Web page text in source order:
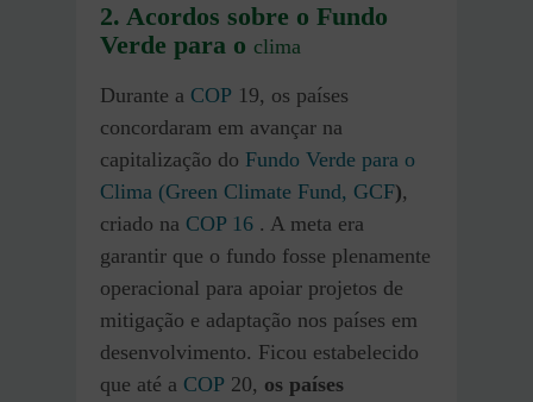
2. Acordos sobre o Fundo
Verde para o clima
Durante a COP 19, os países
concordaram em avançar na
capitalização do Fundo Verde para o
Clima (Green Climate Fund, GCF),
criado na COP 16 . A meta era
garantir que o fundo fosse plenamente
operacional para apoiar projetos de
mitigação e adaptação nos países em
desenvolvimento. Ficou estabelecido
que até a COP 20, os países